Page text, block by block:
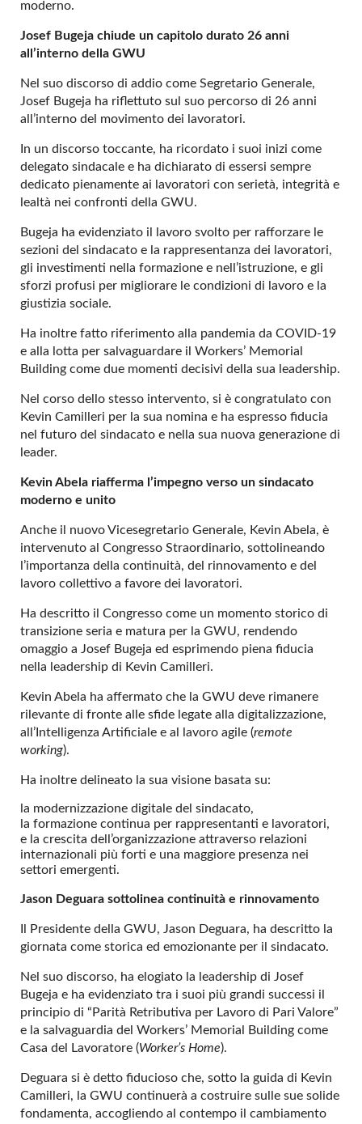
moderno.
Josef Bugeja chiude un capitolo durato 26 anni
all’interno della GWU
Nel suo discorso di addio come Segretario Generale,
Josef Bugeja ha riflettuto sul suo percorso di 26 anni
all’interno del movimento dei lavoratori.
In un discorso toccante, ha ricordato i suoi inizi come
delegato sindacale e ha dichiarato di essersi sempre
dedicato pienamente ai lavoratori con serietà, integrità e
lealtà nei confronti della GWU.
Bugeja ha evidenziato il lavoro svolto per rafforzare le
sezioni del sindacato e la rappresentanza dei lavoratori,
gli investimenti nella formazione e nell’istruzione, e gli
sforzi profusi per migliorare le condizioni di lavoro e la
giustizia sociale.
Ha inoltre fatto riferimento alla pandemia da COVID-19
e alla lotta per salvaguardare il Workers’ Memorial
Building come due momenti decisivi della sua leadership.
Nel corso dello stesso intervento, si è congratulato con
Kevin Camilleri per la sua nomina e ha espresso fiducia
nel futuro del sindacato e nella sua nuova generazione di
leader.
Kevin Abela riafferma l’impegno verso un sindacato
moderno e unito
Anche il nuovo Vicesegretario Generale, Kevin Abela, è
intervenuto al Congresso Straordinario, sottolineando
l’importanza della continuità, del rinnovamento e del
lavoro collettivo a favore dei lavoratori.
Ha descritto il Congresso come un momento storico di
transizione seria e matura per la GWU, rendendo
omaggio a Josef Bugeja ed esprimendo piena fiducia
nella leadership di Kevin Camilleri.
Kevin Abela ha affermato che la GWU deve rimanere
rilevante di fronte alle sfide legate alla digitalizzazione,
all’Intelligenza Artificiale e al lavoro agile (remote
working).
Ha inoltre delineato la sua visione basata su:
la modernizzazione digitale del sindacato,
la formazione continua per rappresentanti e lavoratori,
e la crescita dell’organizzazione attraverso relazioni
internazionali più forti e una maggiore presenza nei
settori emergenti.
Jason Deguara sottolinea continuità e rinnovamento
Il Presidente della GWU, Jason Deguara, ha descritto la
giornata come storica ed emozionante per il sindacato.
Nel suo discorso, ha elogiato la leadership di Josef
Bugeja e ha evidenziato tra i suoi più grandi successi il
principio di “Parità Retributiva per Lavoro di Pari Valore”
e la salvaguardia del Workers’ Memorial Building come
Casa del Lavoratore (Worker’s Home).
Deguara si è detto fiducioso che, sotto la guida di Kevin
Camilleri, la GWU continuerà a costruire sulle sue solide
fondamenta, accogliendo al contempo il cambiamento